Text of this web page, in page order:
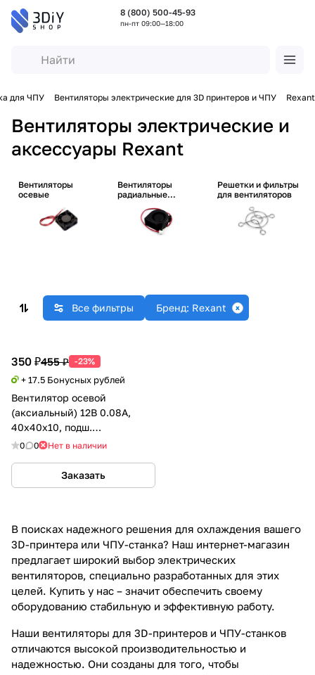
8 (800) 500-45-93
пн-пт 09:00—18:00
для ЧПУ Вентиляторы электрические для 3D принтеров и ЧПУ Rexant
Вентиляторы электрические и
аксессуары Rexant
Вентиляторы
осевые
Вентиляторы
радиальные
Решетки и фильтры
для вентиляторов
Все фильтры Бренд: Rexant
350 ₽455 ₽ -23%
+ 17.5 Бонусных рублей
Вентилятор осевой
(аксиальный) 12В 0.08А,
40х40х10, подш.
скольжения, Rexant
0 0 Нет в наличии
Заказать
В поисках надежного решения для охлаждения вашего
3D-принтера или ЧПУ-станка? Наш интернет-магазин
предлагает широкий выбор электрических
вентиляторов, специально разработанных для этих
целей. Купить у нас – значит обеспечить своему
оборудованию стабильную и эффективную работу.
Наши вентиляторы для 3D-принтеров и ЧПУ-станков
отличаются высокой производительностью и
надежностью. Они созданы для того, чтобы